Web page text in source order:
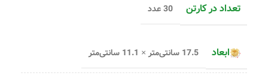
تعداد در کارتن 30 عدد
ابعاد 17.5 سانتی‌متر × 11.1 سانتی‌متر